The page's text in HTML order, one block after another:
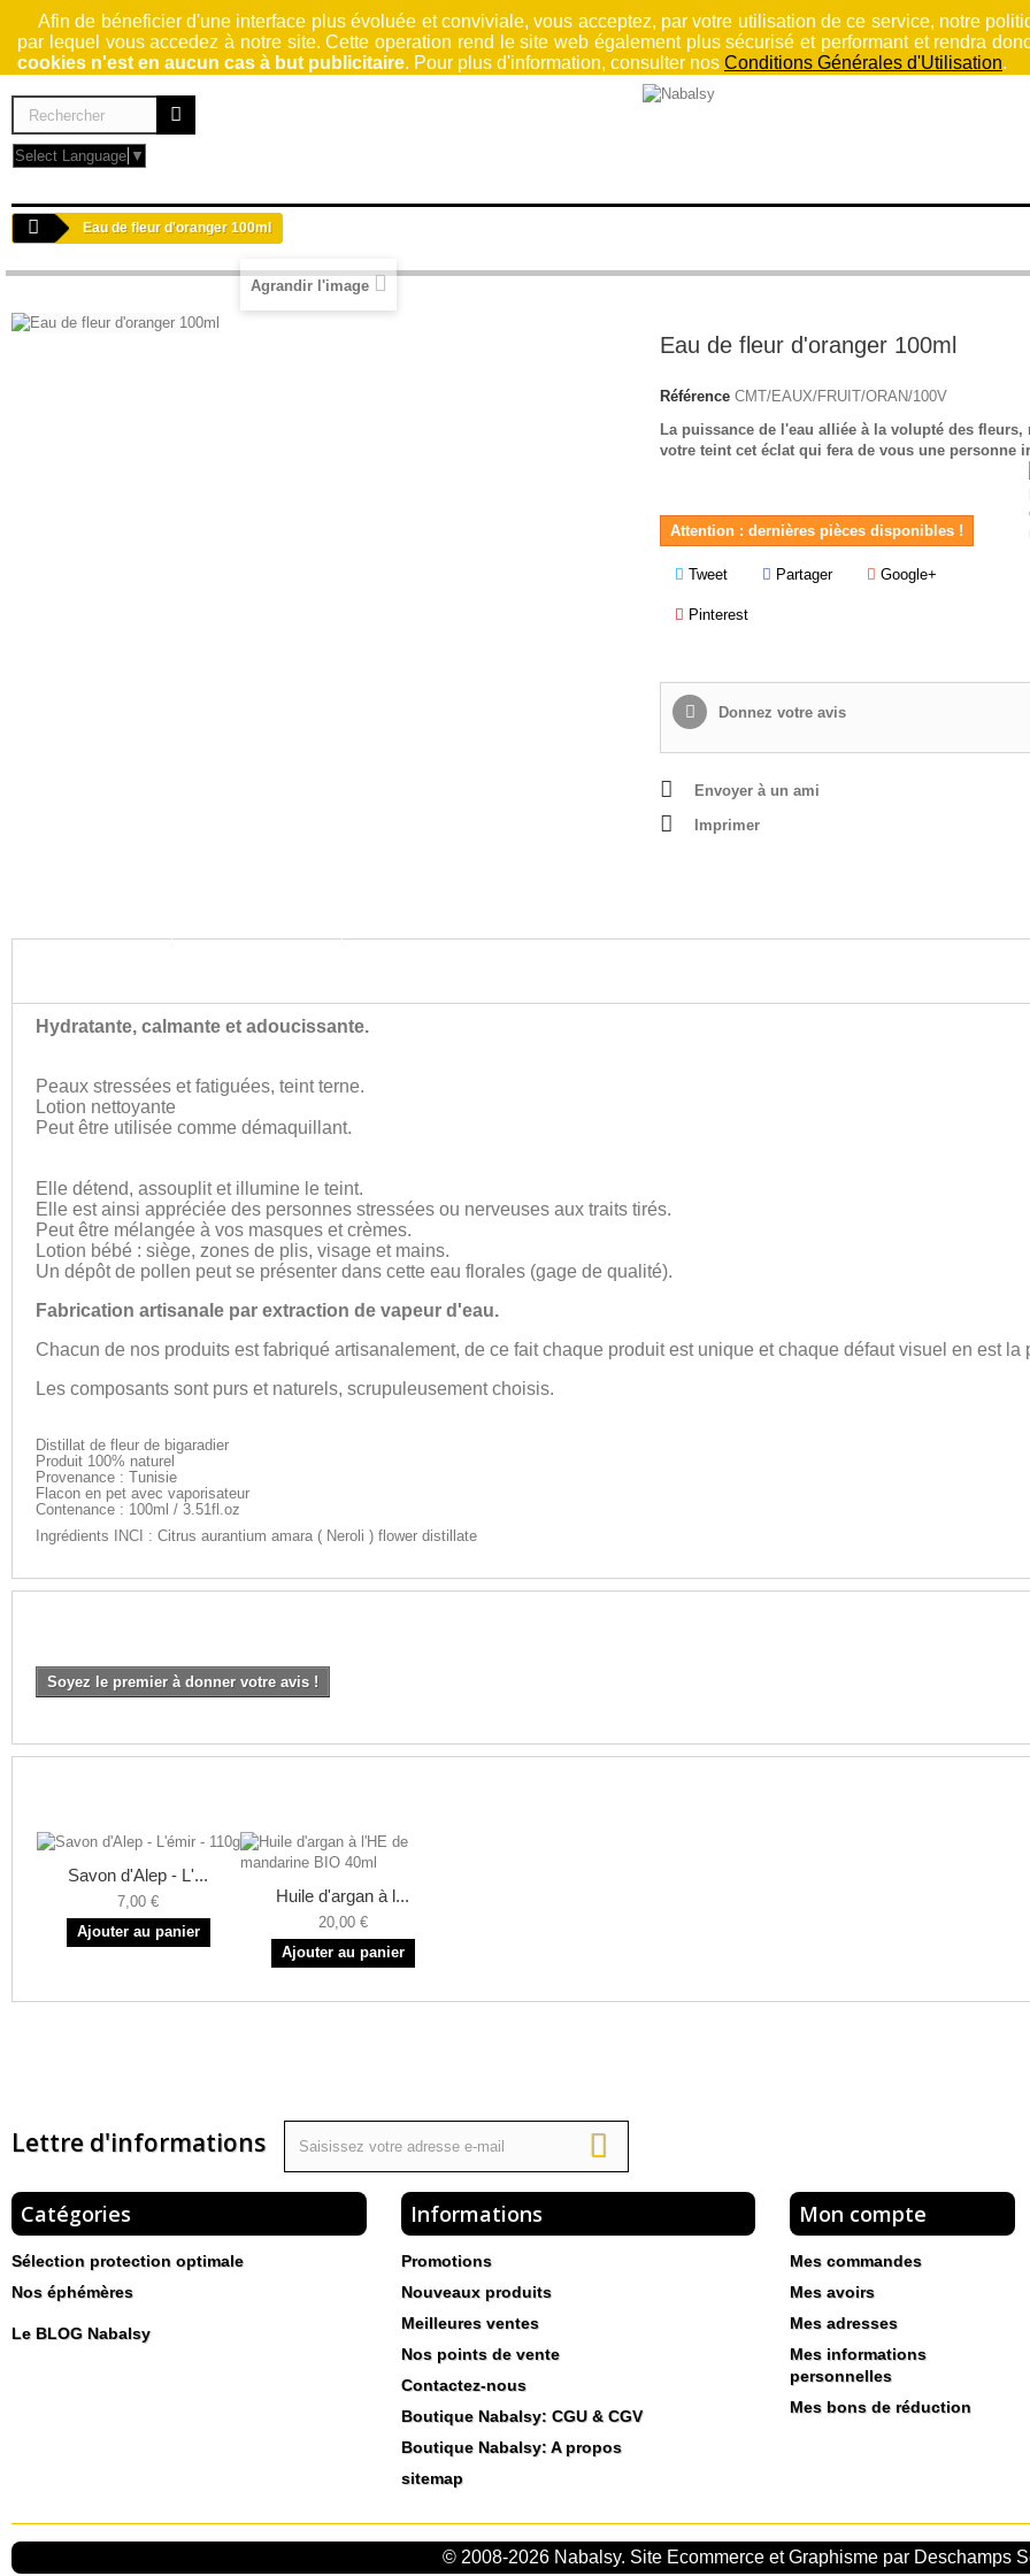
Afin de béneficier d'une interface plus évoluée et conviviale, vous acceptez, par votre utilisation de ce service, notre
par lequel vous accedez à notre site. Cette operation rend le site web également plus sécurisé et performant et rendra
cookies n'est en aucun cas à but publicitaire. Pour plus d'information, consulter nos Conditions Générales d'Utilisation.
HUILES DE SOIN
Select Language ▼
Eau de fleur d'oranger 100ml
Agrandir l'image
Eau de fleur d'oranger 100ml
Référence CMT/EAUX/FRUIT/ORAN/100V
La puissance de l'eau alliée à la volupté des fleurs,
votre teint cet éclat qui fera de vous une personne
Attention : dernières pièces disponibles !
Tweet Partager Google+
Pinterest
Donnez votre avis
Envoyer à un ami
Imprimer
Hydratante, calmante et adoucissante.
Peaux stressées et fatiguées, teint terne.
Lotion nettoyante
Peut être utilisée comme démaquillant.
Elle détend, assouplit et illumine le teint.
Elle est ainsi appréciée des personnes stressées ou nerveuses aux traits tirés.
Peut être mélangée à vos masques et crèmes.
Lotion bébé : siège, zones de plis, visage et mains.
Un dépôt de pollen peut se présenter dans cette eau florales (gage de qualité).
Fabrication artisanale par extraction de vapeur d'eau.
Chacun de nos produits est fabriqué artisanalement, de ce fait chaque produit est unique et chaque défaut visuel en est la
Les composants sont purs et naturels, scrupuleusement choisis.
Distillat de fleur de bigaradier
Produit 100% naturel
Provenance : Tunisie
Flacon en pet avec vaporisateur
Contenance : 100ml / 3.51fl.oz
Ingrédients INCI : Citrus aurantium amara ( Neroli ) flower distillate
Soyez le premier à donner votre avis !
Savon d'Alep - L'...
7,00 €
Ajouter au panier
Huile d'argan à l...
20,00 €
Ajouter au panier
Lettre d'informations
Catégories
Sélection protection optimale
Nos éphémères
Le BLOG Nabalsy
Informations
Promotions
Nouveaux produits
Meilleures ventes
Nos points de vente
Contactez-nous
Boutique Nabalsy: CGU & CGV
Boutique Nabalsy: A propos
sitemap
© 2008-2026 Nabalsy. Site Ecommerce et Graphisme par Deschamps
Mon compte
Mes commandes
Mes avoirs
Mes adresses
Mes informations
personnelles
Mes bons de réduction